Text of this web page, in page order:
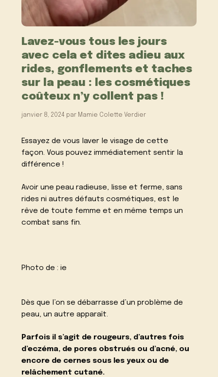
Lavez-vous tous les jours
avec cela et dites adieu aux
rides, gonflements et taches
sur la peau : les cosmétiques
coûteux n’y collent pas !
janvier 8, 2024 par Mamie Colette Verdier
Essayez de vous laver le visage de cette
façon. Vous pouvez immédiatement sentir la
différence !
Avoir une peau radieuse, lisse et ferme, sans
rides ni autres défauts cosmétiques, est le
rêve de toute femme et en même temps un
combat sans fin.
Photo de :ie
Dès que l’on se débarrasse d’un problème de
peau, un autre apparaît.
Parfois il s’agit de rougeurs, d’autres fois
d’eczéma, de pores obstrués ou d’acné, ou
encore de cernes sous les yeux ou de
relâchement cutané.